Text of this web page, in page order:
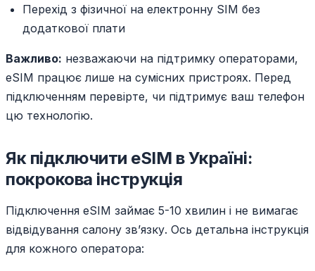
Перехід з фізичної на електронну SIM без
додаткової плати
Важливо: незважаючи на підтримку операторами,
eSIM працює лише на сумісних пристроях. Перед
підключенням перевірте, чи підтримує ваш телефон
цю технологію.
Як підключити eSIM в Україні:
покрокова інструкція
Підключення eSIM займає 5-10 хвилин і не вимагає
відвідування салону зв’язку. Ось детальна інструкція
для кожного оператора: